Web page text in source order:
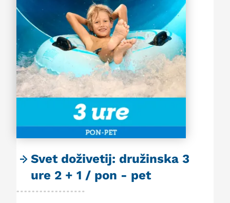
Svet doživetij: družinska 3
ure 2 + 1 / pon - pet